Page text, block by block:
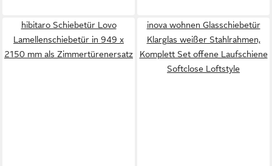
hibitaro Schiebetür Lovo
Lamellenschiebetür in 949 x
2150 mm als Zimmertürenersatz
inova wohnen Glasschiebetür
Klarglas weißer Stahlrahmen,
Komplett Set offene Laufschiene
Softclose Loftstyle